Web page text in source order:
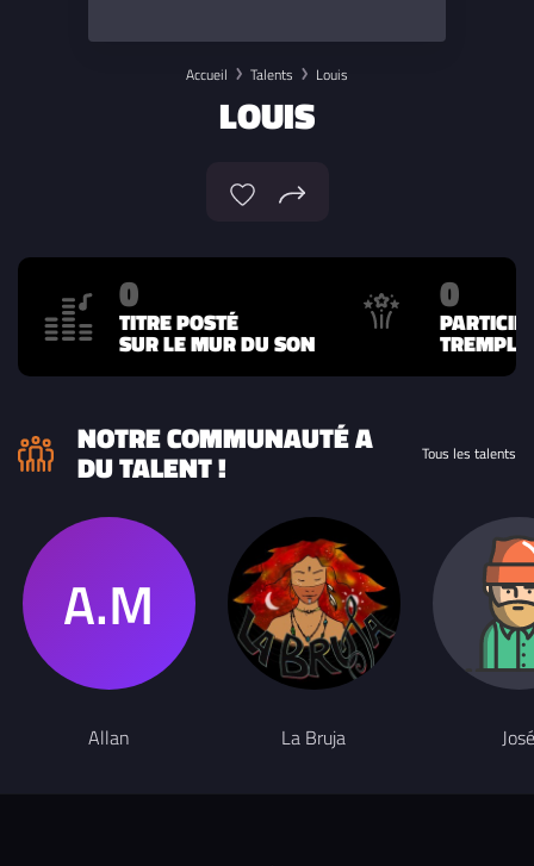
Accueil Talents Louis
LOUIS
0
TITRE POSTÉ
SUR LE MUR DU SON
0
NOTRE COMMUNAUTÉ A
DU TALENT ! Tous les talents
Allan La Bruja José